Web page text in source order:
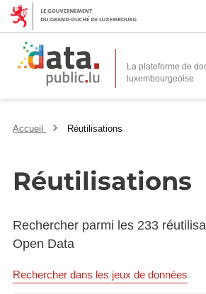
La plateforme de
Accueil Réutilisations
Réutilisations
Rechercher parmi les 233
Open Data
Rechercher dans les jeux de données